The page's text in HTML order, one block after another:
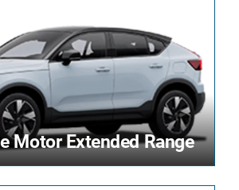
Motor Extended Range